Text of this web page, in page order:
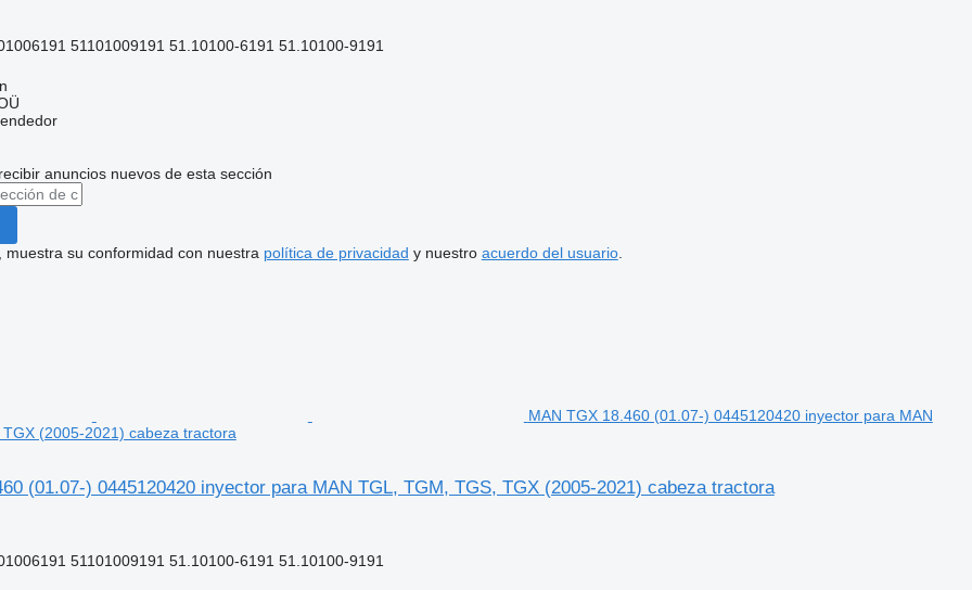
51101009191 51.10100-6191 51.10100-9191
anuncios nuevos de esta sección
muestra su conformidad con nuestra política de privacidad y nuestro acuerdo del usuario.
MAN TGX 18.460 (01.07-) 0445120420 inyector para MAN
(2005-2021) cabeza tractora
(01.07-) 0445120420 inyector para MAN TGL, TGM, TGS, TGX (2005-2021) cabeza tractora
51101009191 51.10100-6191 51.10100-9191